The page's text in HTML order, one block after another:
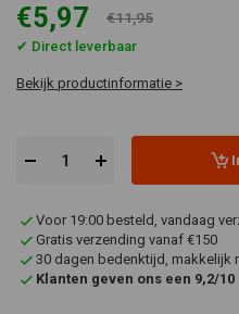
€5,97 €11,95
✔ Direct leverbaar
Bekijk productinformatie >
Voor 19:00 besteld, vandaag
Gratis verzending vanaf €150
30 dagen bedenktijd, makkelijk
Klanten geven ons een 9,2/10